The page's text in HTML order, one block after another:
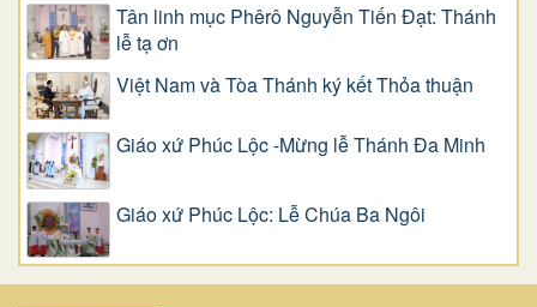
Tân linh mục Phêrô Nguyễn Tiến Đạt: Thánh
lễ tạ ơn
Việt Nam và Tòa Thánh ký kết Thỏa thuận
Giáo xứ Phúc Lộc -Mừng lễ Thánh Đa Minh
Giáo xứ Phúc Lộc: Lễ Chúa Ba Ngôi